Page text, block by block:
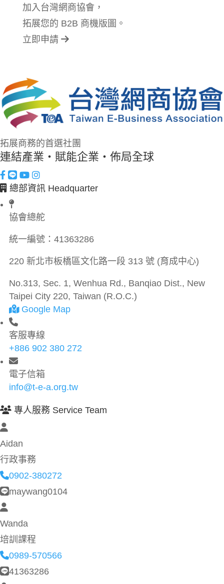
加入台灣網商協會，
拓展您的 B2B 商機版圖。
立即申請
拓展商務的首選社團
連結產業・賦能企業・佈局全球
總部資訊 Headquarter
協會總舵
統一編號： 41363286
220 新北市板橋區文化路一段 313 號 (育成中心)
No.313, Sec. 1, Wenhua Rd., Banqiao Dist., New
Taipei City 220, Taiwan (R.O.C.)
Google Map
客服專線
+886 902 380 272
電子信箱
info@t-e-a.org.tw
專人服務 Service Team
Aidan
行政事務
0902-380272
maywang0104
Wanda
培訓課程
0989-570566
41363286